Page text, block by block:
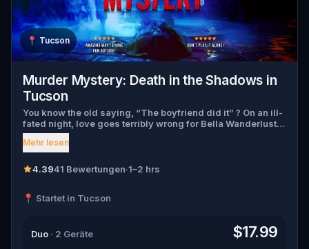
📍 Tucson
Murder Mystery: Death in the Shadows in
Tucson
You know the old saying, “The boyfriend did it” ? On an ill-
fated night, love goes terribly wrong for Bella Wanderlust
and Walter Bridges . Bella, a famous travel blogger, was
found dead during a ghost tour led by the theatrical Percy
Walter, the obsessed boyfriend? Percy, the ghost tour
suspects, and expose the real murderer before they strike
Mehr lesen
4.3941 Bewertungen·1–2 hrs
📍 Startet in Tucson
Duo · 2 Geräte $17.99